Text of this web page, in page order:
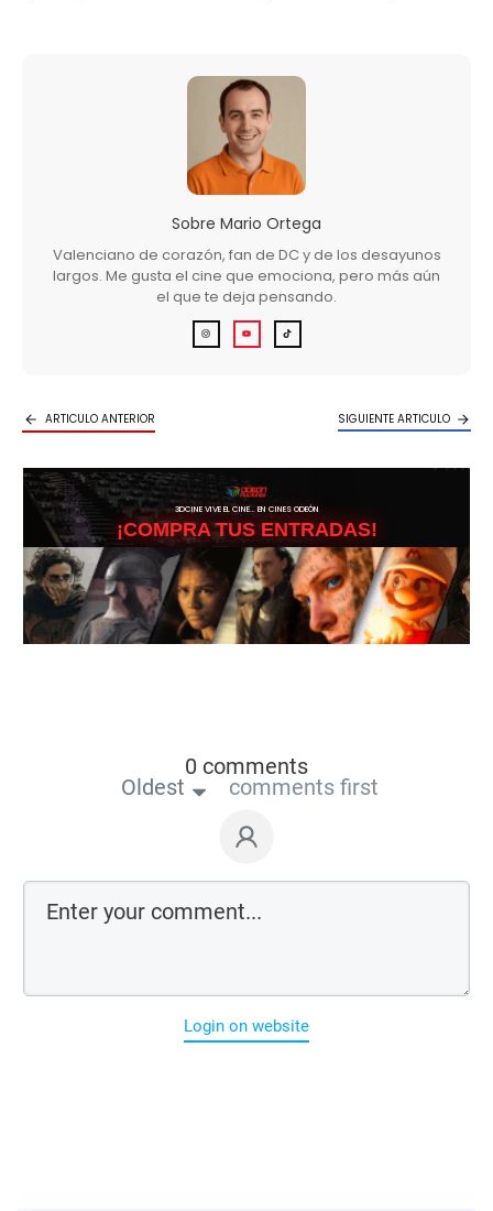
Sobre Mario Ortega
Valenciano de corazón, fan de DC y de los desayunos
largos. Me gusta el cine que emociona, pero más aún
el que te deja pensando.
ARTICULO ANTERIOR SIGUIENTE ARTICULO
3DCINE VIVE EL CINE… EN CINES ODEÓN
¡COMPRA TUS ENTRADAS!
0 comments
Oldest comments first
Login on website